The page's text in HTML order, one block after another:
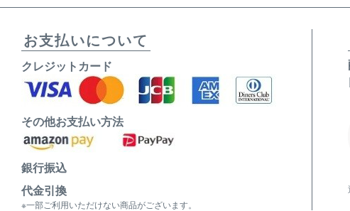
お支払いについて
クレジットカード
その他お支払い方法
銀行振込
代金引換
※一部ご利用いただけない商品がございます。